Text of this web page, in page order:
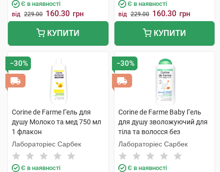
Є в наявності
від 229.00 160.30 грн
КУПИТИ
Є в наявності
від 229.00 160.30 грн
КУПИТИ
−30%
Corine de Farme Гель для
душу Молоко та мед 750 мл
1 флакон
Лабораторіес Сарбек
Є в наявності
−30%
Corine de Farme Baby Гель
для душу зволожуючий для
тіла та волосся без
сульфатів 250 мл 1 флакон
Лабораторіес Сарбек
Є в наявності